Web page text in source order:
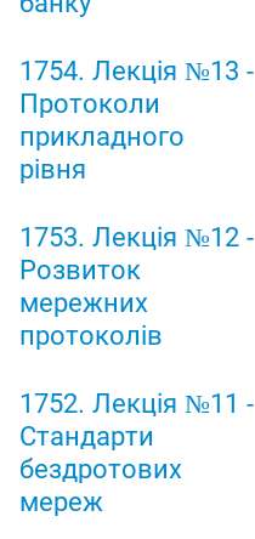
1754. Лекція №13 -
Протоколи
прикладного
рівня
1753. Лекція №12 -
Розвиток
мережних
протоколів
1752. Лекція №11 -
Стандарти
бездротових
мереж